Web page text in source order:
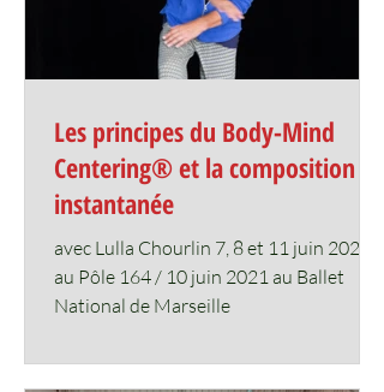
Les principes du Body-Mind
Centering® et la composition
instantanée
avec Lulla Chourlin 7, 8 et 11 juin 2021
au Pôle 164 / 10 juin 2021 au Ballet
National de Marseille